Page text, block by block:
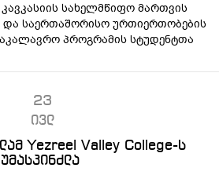
სახელმწიფო მართვის
საერთაშორისო ურთიერთობების
პროგრამის სტუდენტთა
23
ივლ
Yezreel Valley College-ს
უმასპინძლა